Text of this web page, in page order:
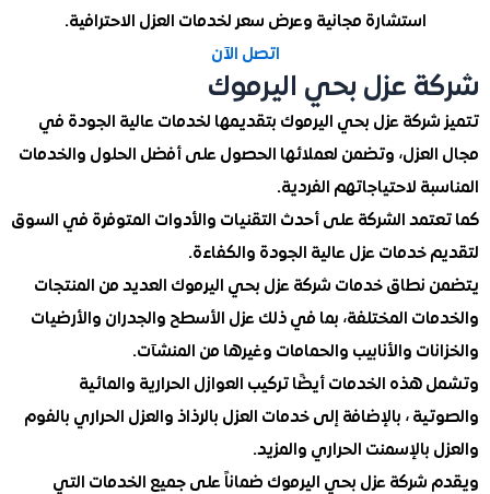
استشارة مجانية وعرض سعر لخدمات العزل الاحترافية.
اتصل الآن
عزل بحي اليرموك
عزل بحي اليرموك بتقديمها لخدمات عالية الجودة في
وتضمن لعملائها الحصول على أفضل الحلول والخدمات
لاحتياجاتهم الفردية.
الشركة على أحدث التقنيات والأدوات المتوفرة في السوق
خدمات عزل عالية الجودة والكفاءة.
خدمات شركة عزل بحي اليرموك العديد من المنتجات
المختلفة، بما في ذلك عزل الأسطح والجدران والأرضيات
والأنابيب والحمامات وغيرها من المنشآت.
الخدمات أيضًا تركيب العوازل الحرارية والمائية
، بالإضافة إلى خدمات العزل بالرذاذ والعزل الحراري بالفوم
الحراري والمزيد.
عزل بحي اليرموك ضماناً على جميع الخدمات التي